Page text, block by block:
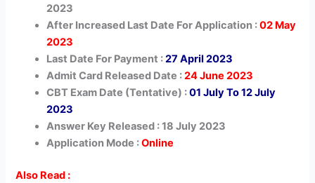
2023
After Increased Last Date For Application :02 May
2023
Last Date For Payment :27 April 2023
Admit Card Released Date :24 June 2023
CBT Exam Date (Tentative) :01 July To 12 July
2023
Answer Key Released : 18 July 2023
Application Mode :Online
Also Read :